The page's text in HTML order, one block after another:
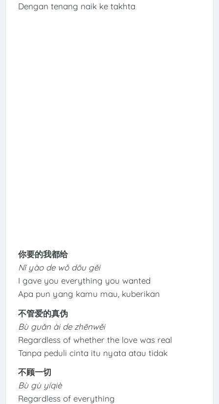
Dengan tenang naik ke takhta
你要的我都给
Nǐ yào de wǒ dōu gěi
I gave you everything you wanted
Apa pun yang kamu mau, kuberikan
不管爱的真伪
Bù guǎn ài de zhēnwěi
Regardless of whether the love was real
Tanpa peduli cinta itu nyata atau tidak
不顾一切
Bù gù yíqiè
Regardless of everything